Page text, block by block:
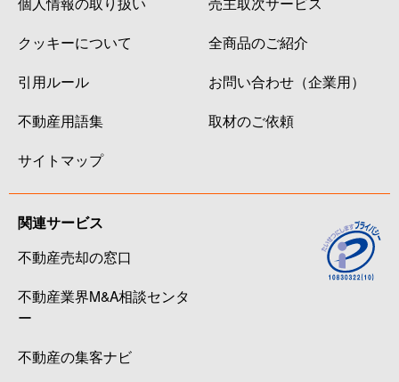
クッキーについて
引用ルール
不動産用語集
サイトマップ
全商品のご紹介
お問い合わせ（企業用）
取材のご依頼
関連サービス
不動産売却の窓口
不動産業界M&A相談センタ
ー
不動産の集客ナビ